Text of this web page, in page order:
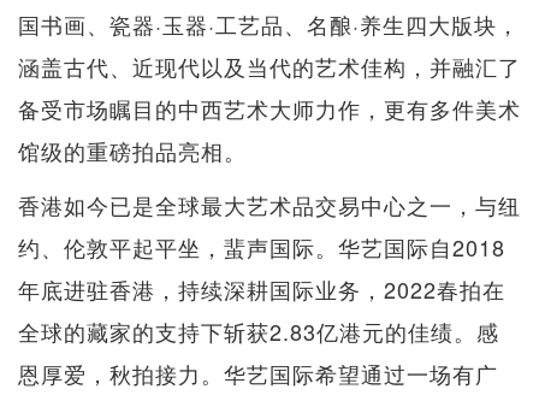
国书画、瓷器·玉器·工艺品、名酿·养生四大版块，
涵盖古代、近现代以及当代的艺术佳构，并融汇了
备受市场瞩目的中西艺术大师力作，更有多件美术
馆级的重磅拍品亮相。
香港如今已是全球最大艺术品交易中心之一，与纽
约、伦敦平起平坐，蜚声国际。华艺国际自2018
年底进驻香港，持续深耕国际业务，2022春拍在
全球的藏家的支持下斩获2.83亿港元的佳绩。感
恩厚爱，秋拍接力。华艺国际希望通过一场有广